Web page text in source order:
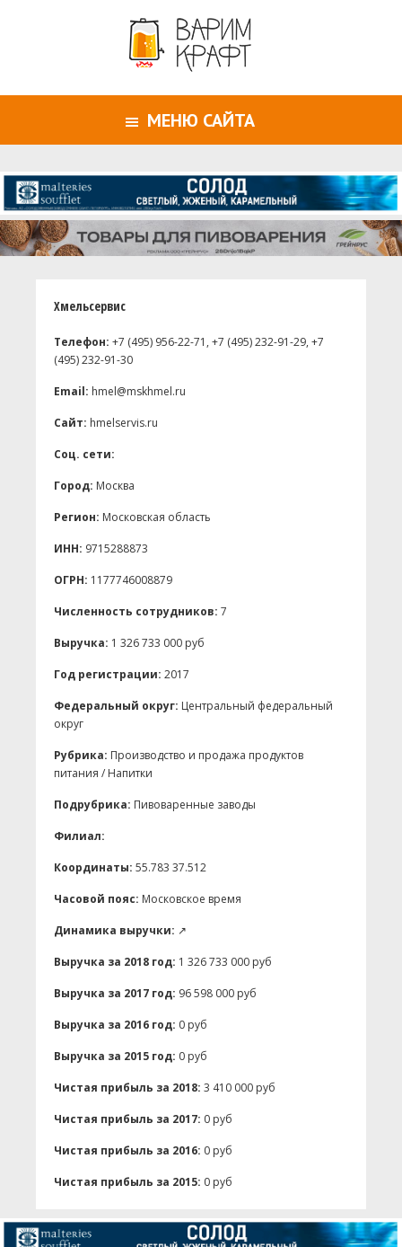
МЕНЮ САЙТА
Хмельсервис
Телефон: +7 (495) 956-22-71, +7 (495) 232-91-29, +7
(495) 232-91-30
Email: hmel@mskhmel.ru
Сайт: hmelservis.ru
Соц. сети:
Город: Москва
Регион: Московская область
ИНН: 9715288873
ОГРН: 1177746008879
Численность сотрудников: 7
Выручка: 1 326 733 000 руб
Год регистрации: 2017
Федеральный округ: Центральный федеральный
округ
Рубрика: Производство и продажа продуктов
питания / Напитки
Подрубрика: Пивоваренные заводы
Филиал:
Координаты: 55.783 37.512
Часовой пояс: Московское время
Динамика выручки: ↗
Выручка за 2018 год: 1 326 733 000 руб
Выручка за 2017 год: 96 598 000 руб
Выручка за 2016 год: 0 руб
Выручка за 2015 год: 0 руб
Чистая прибыль за 2018: 3 410 000 руб
Чистая прибыль за 2017: 0 руб
Чистая прибыль за 2016: 0 руб
Чистая прибыль за 2015: 0 руб